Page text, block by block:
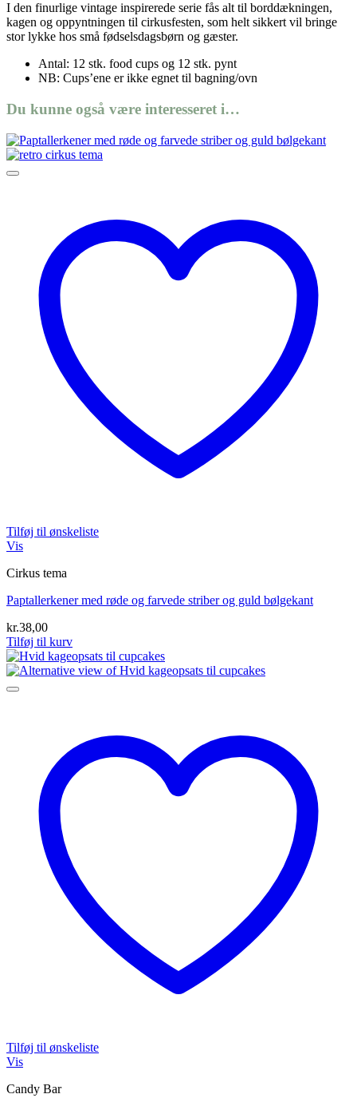
I den finurlige vintage inspirerede serie fås alt til borddækningen,
kagen og oppyntningen til cirkusfesten, som helt sikkert vil bringe
stor lykke hos små fødselsdagsbørn og gæster.
Antal: 12 stk. food cups og 12 stk. pynt
NB: Cups’ene er ikke egnet til bagning/ovn
Du kunne også være interesseret i…
Tilføj til ønskeliste
Vis
Cirkus tema
Paptallerkener med røde og farvede striber og guld bølgekant
kr.38,00
Tilføj til kurv
Tilføj til ønskeliste
Vis
Candy Bar